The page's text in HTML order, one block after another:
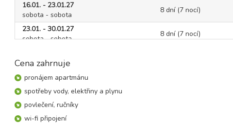
16.01. - 23.01.27
sobota - sobota
8 dní (7 nocí)
23.01. - 30.01.27
sobota - sobota
8 dní (7 nocí)
sobota - sobota
únor 2027
06.02. - 13.02.27
sobota - sobota
Cena zahrnuje
pronájem apartmánu
spotřeby vody, elektřiny a plynu
povlečení, ručníky
wi-fi připojení